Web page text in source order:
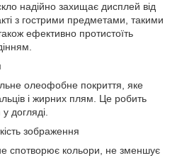
надійно захищає дисплей від
з гострими предметами, такими
ефективно протистоїть
олеофобне покриття, яке
і жирних плям. Це робить
догляді.
зображення
спотворює кольори, не зменшує